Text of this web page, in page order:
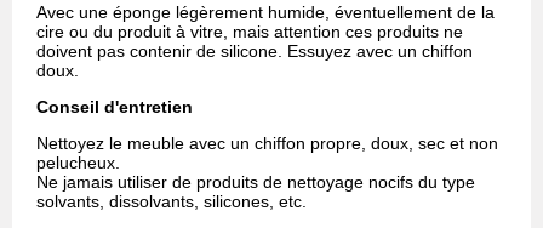
Avec une éponge légèrement humide, éventuellement de la
cire ou du produit à vitre, mais attention ces produits ne
doivent pas contenir de silicone. Essuyez avec un chiffon
doux.
Conseil d'entretien
Nettoyez le meuble avec un chiffon propre, doux, sec et non
pelucheux.
Ne jamais utiliser de produits de nettoyage nocifs du type
solvants, dissolvants, silicones, etc.